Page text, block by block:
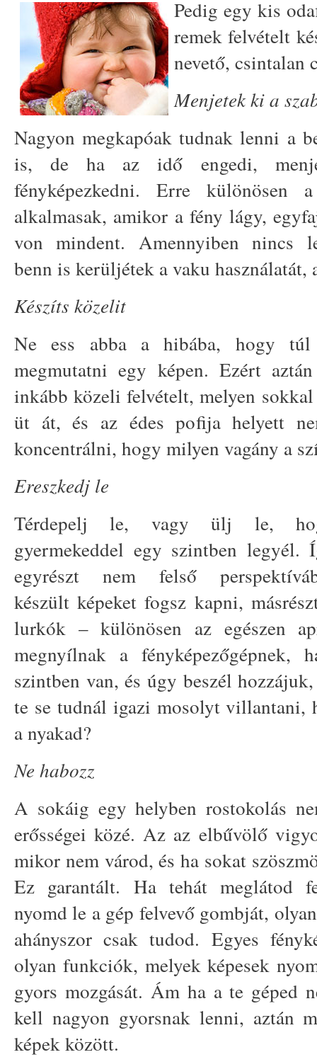
Pedig egy kis
remek felvételt
nevető, csintalan
Menjetek ki a
Nagyon megkapóak tudnak lenni a
is, de ha az idő engedi,
fényképezkedni. Erre különösen
alkalmasak, amikor a fény lágy,
von mindent. Amennyiben nincs
benn is kerüljétek a vaku használatát,
Készíts közelit
Ne ess abba a hibába, hogy túl
megmutatni egy képen. Ezért
inkább közeli felvételt, melyen
üt át, és az édes pofija helyett
koncentrálni, hogy milyen vagány a
Ereszkedj le
Térdepelj le, vagy ülj le,
gyermekeddel egy szintben legyél.
egyrészt nem felső
készült képeket fogsz kapni,
lurkók – különösen az egészen
megnyílnak a
szintben van, és úgy beszél
te se tudnál igazi mosolyt villantani,
a nyakad?
Ne habozz
A sokáig egy helyben rostokolás
erősségei közé. Az az elbűvölő
mikor nem várod, és ha sokat
Ez garantált. Ha tehát meglátod
nyomd le a gép felvevő gombját,
ahányszor csak tudod. Egyes
olyan funkciók, melyek képesek
gyors mozgását. Ám ha a te géped
kell nagyon gyorsnak lenni, aztán
képek között.